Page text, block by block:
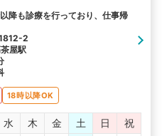
降も診療を行っており、仕事帰
2
屋駅
18時以降OK
水 木 金 土 日
祝